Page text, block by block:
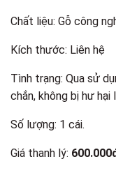
Chất liệu: Gỗ công
Kích thước: Liên hệ
Tình trạng: Qua sử
chắn, không bị hư hại
Số lượng: 1 cái.
Giá thanh lý: